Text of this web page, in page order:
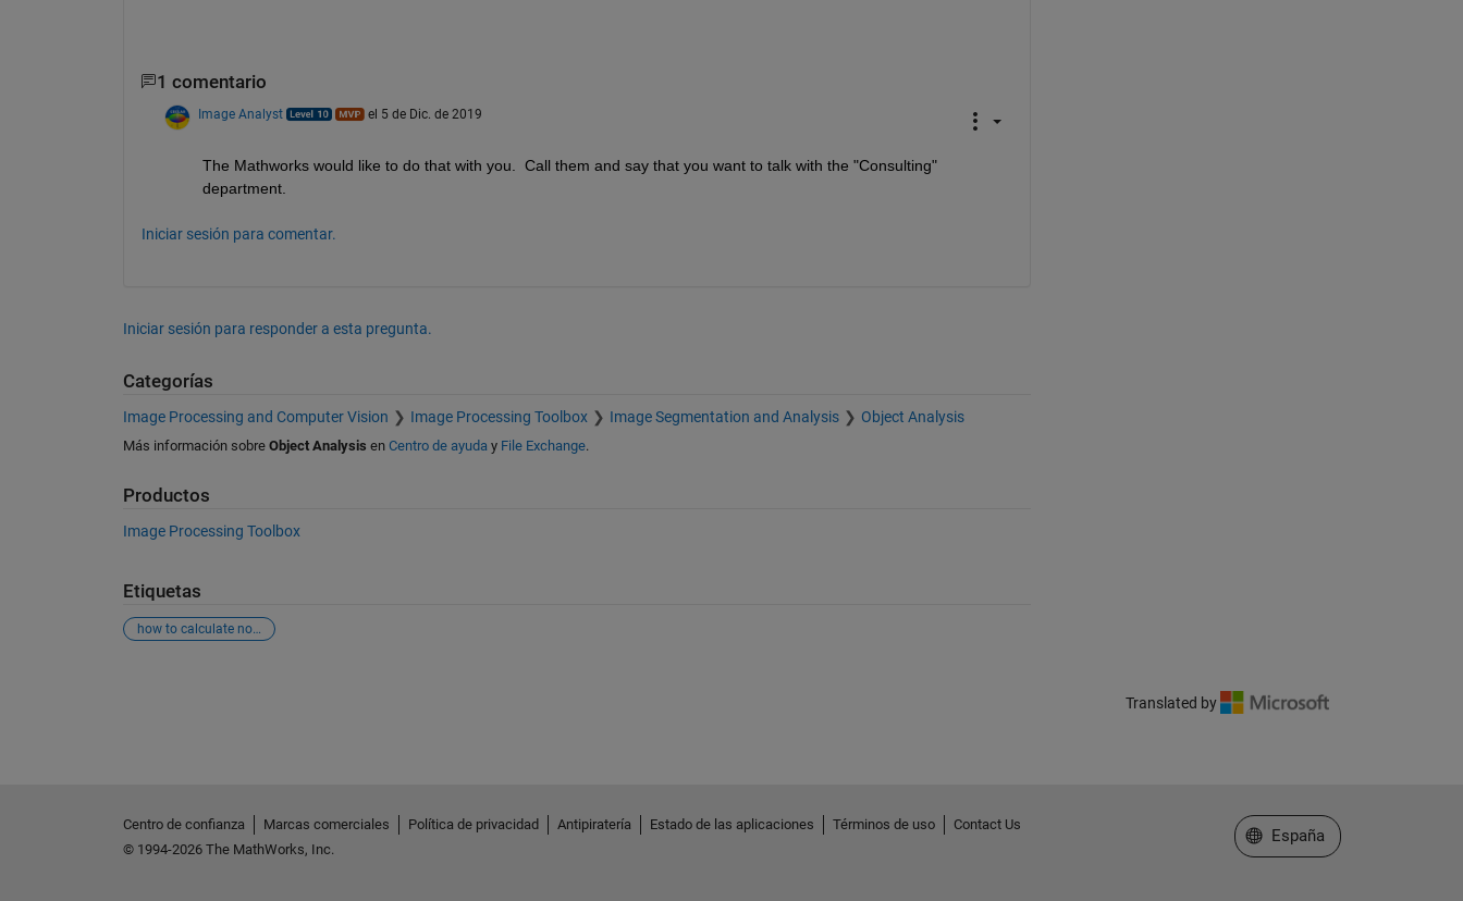
1 comentario
Image Analyst el 5 de Dic. de 2019
The Mathworks would like to do that with you.  Call them and say that you want to talk with the "Consulting"
department.
Iniciar sesión para comentar.
Iniciar sesión para responder a esta pregunta.
Categorías
Image Processing and Computer Vision Image Processing Toolbox Image Segmentation and Analysis Object Analysis
Más información sobre Object Analysis en Centro de ayuda y File Exchange.
Productos
Image Processing Toolbox
Etiquetas
how to calculate no. of edge pixel of a image for a particular(e.g sobel edge detector) edge detector using matlab
Translated by
Centro de confianza Marcas comerciales Política de privacidad Antipiratería Estado de las aplicaciones Términos de uso
Contact Us
© 1994-2026 The MathWorks, Inc.
Seleccione un país/idioma
España